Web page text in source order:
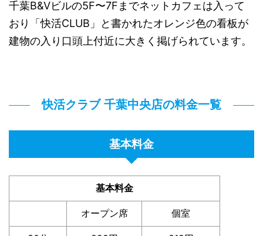
千葉B&Vビルの5F〜7Fまでネットカフェは入って
おり「快活CLUB」と書かれたオレンジ色の看板が
建物の入り口頭上付近に大きく掲げられています。
快活クラブ 千葉中央店の料金一覧
基本料金
基本料金
オープン席 個室